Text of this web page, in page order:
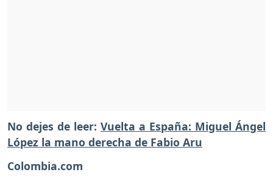
No dejes de leer: Vuelta a España: Miguel Ángel
López la mano derecha de Fabio Aru
Colombia.com